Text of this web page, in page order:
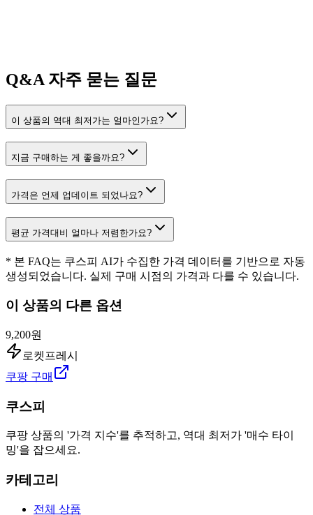
Q&A 자주 묻는 질문
이 상품의 역대 최저가는 얼마인가요?
지금 구매하는 게 좋을까요?
가격은 언제 업데이트 되었나요?
평균 가격대비 얼마나 저렴한가요?
* 본 FAQ는 쿠스피 AI가 수집한 가격 데이터를 기반으로 자동
생성되었습니다. 실제 구매 시점의 가격과 다를 수 있습니다.
이 상품의 다른 옵션
9,200원
로켓프레시
쿠팡 구매
쿠스피
쿠팡 상품의 '가격 지수'를 추적하고, 역대 최저가 '매수 타이
밍'을 잡으세요.
카테고리
전체 상품